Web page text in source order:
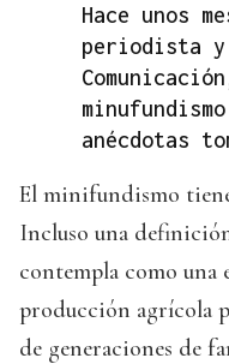
Hace unos
periodista y
anécdotas
El minifundismo
Incluso una
contempla como una
producción agrícola
de generaciones de